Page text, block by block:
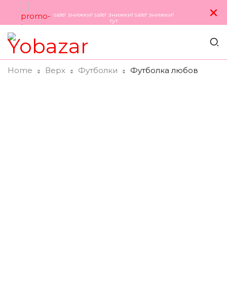
sale! знижки! sale! знижки! sale! знижки!
тут
×
Home Верх Футболки Футболка любов